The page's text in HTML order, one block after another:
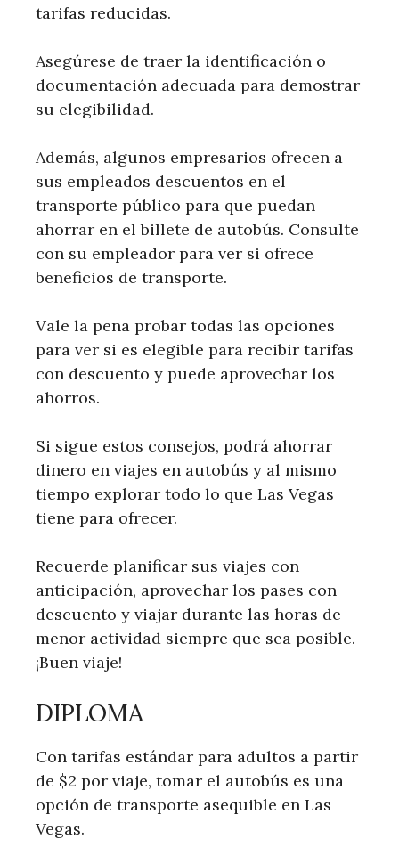
tarifas reducidas.
Asegúrese de traer la identificación o
documentación adecuada para demostrar
su elegibilidad.
Además, algunos empresarios ofrecen a
sus empleados descuentos en el
transporte público para que puedan
ahorrar en el billete de autobús. Consulte
con su empleador para ver si ofrece
beneficios de transporte.
Vale la pena probar todas las opciones
para ver si es elegible para recibir tarifas
con descuento y puede aprovechar los
ahorros.
Si sigue estos consejos, podrá ahorrar
dinero en viajes en autobús y al mismo
tiempo explorar todo lo que Las Vegas
tiene para ofrecer.
Recuerde planificar sus viajes con
anticipación, aprovechar los pases con
descuento y viajar durante las horas de
menor actividad siempre que sea posible.
¡Buen viaje!
DIPLOMA
Con tarifas estándar para adultos a partir
de $2 por viaje, tomar el autobús es una
opción de transporte asequible en Las
Vegas.